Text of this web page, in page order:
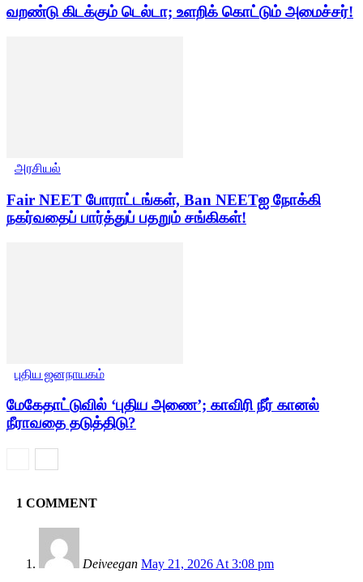
வறண்டு கிடக்கும் டெல்டா; உளறிக் கொட்டும் அமைச்சர்!
அரசியல்
Fair NEET போராட்டங்கள், Ban NEETஐ நோக்கி
நகர்வதைப் பார்த்துப் பதறும் சங்கிகள்!
புதிய ஜனநாயகம்
மேகேதாட்டுவில் ‘புதிய அணை’; காவிரி நீர் கானல்
நீராவதை தடுத்திடு?
1 COMMENT
Deiveegan May 21, 2026 At 3:08 pm